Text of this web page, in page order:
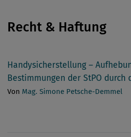
Recht & Haftung
Handysicherstellung –
Bestimmungen der StPO durch
Von Mag. Simone Petsche-Demmel